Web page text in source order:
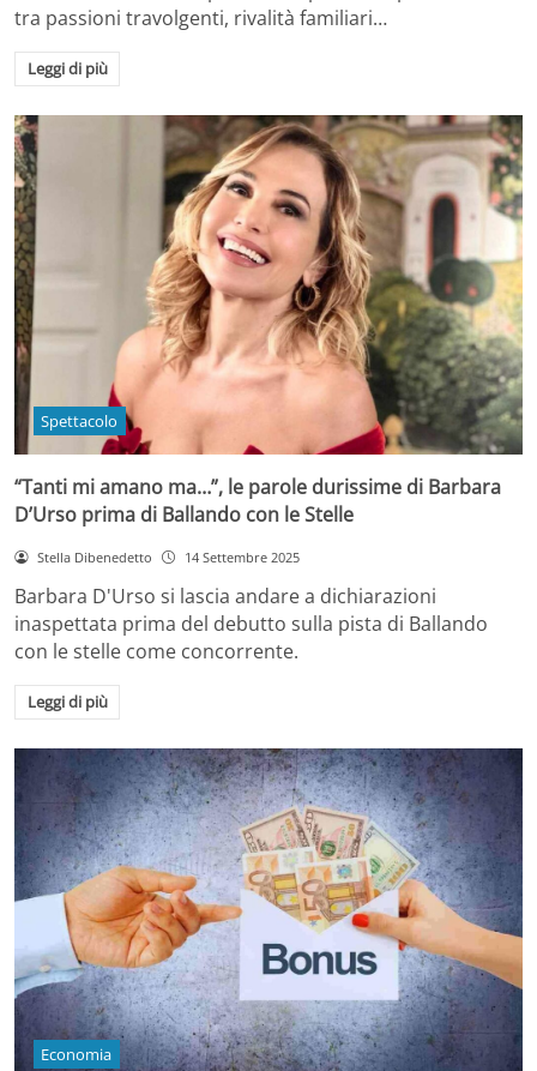
tra passioni travolgenti, rivalità familiari…
Leggi di più
Spettacolo
“Tanti mi amano ma…”, le parole durissime di Barbara
D’Urso prima di Ballando con le Stelle
Stella Dibenedetto 14 Settembre 2025
Barbara D'Urso si lascia andare a dichiarazioni
inaspettata prima del debutto sulla pista di Ballando
con le stelle come concorrente.
Leggi di più
Economia